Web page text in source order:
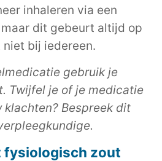
inhaleren via een
dit gebeurt altijd op
bij iedereen.
gebruik je
Twijfel je of je medicatie
Bespreek dit
fysiologisch zout